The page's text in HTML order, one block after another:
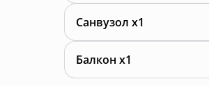
Санвузол x1
Балкон x1